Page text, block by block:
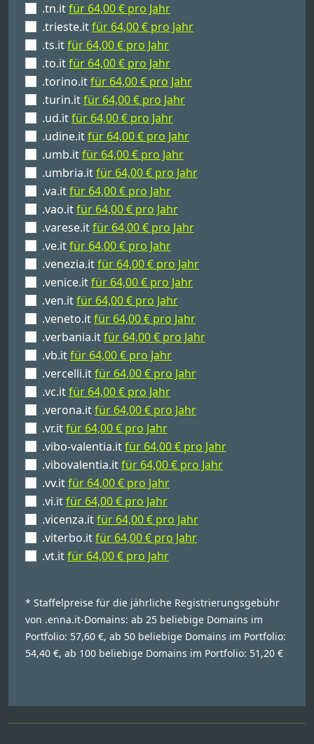
.tn.itfür 64,00 € pro Jahr
.trieste.itfür 64,00 € pro Jahr
.ts.itfür 64,00 € pro Jahr
.to.itfür 64,00 € pro Jahr
.torino.itfür 64,00 € pro Jahr
.turin.itfür 64,00 € pro Jahr
.ud.itfür 64,00 € pro Jahr
.udine.itfür 64,00 € pro Jahr
.umb.itfür 64,00 € pro Jahr
.umbria.itfür 64,00 € pro Jahr
.va.itfür 64,00 € pro Jahr
.vao.itfür 64,00 € pro Jahr
.varese.itfür 64,00 € pro Jahr
.ve.itfür 64,00 € pro Jahr
.venezia.itfür 64,00 € pro Jahr
.venice.itfür 64,00 € pro Jahr
.ven.itfür 64,00 € pro Jahr
.veneto.itfür 64,00 € pro Jahr
.verbania.itfür 64,00 € pro Jahr
.vb.itfür 64,00 € pro Jahr
.vercelli.itfür 64,00 € pro Jahr
.vc.itfür 64,00 € pro Jahr
.verona.itfür 64,00 € pro Jahr
.vr.itfür 64,00 € pro Jahr
.vibo-valentia.itfür 64,00 € pro Jahr
.vibovalentia.itfür 64,00 € pro Jahr
.vv.itfür 64,00 € pro Jahr
.vi.itfür 64,00 € pro Jahr
.vicenza.itfür 64,00 € pro Jahr
.viterbo.itfür 64,00 € pro Jahr
.vt.itfür 64,00 € pro Jahr
* Staffelpreise für die jährliche Registrierungsgebühr
von .enna.it-Domains: ab 25 beliebige Domains im
Portfolio: 57,60 €, ab 50 beliebige Domains im Portfolio:
54,40 €, ab 100 beliebige Domains im Portfolio: 51,20 €